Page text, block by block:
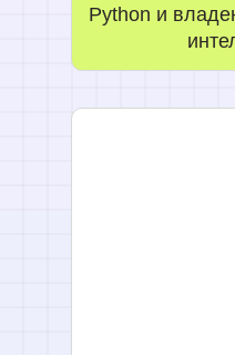
Python и